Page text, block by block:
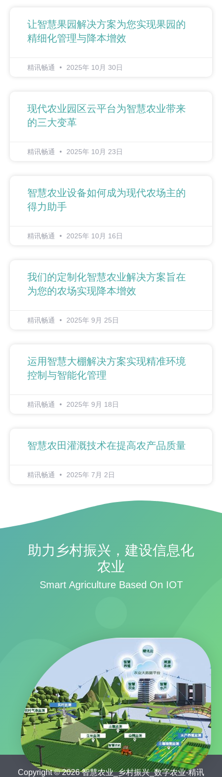
让智慧果园解决方案为您实现果园的
精细化管理与降本增效
精讯畅通 2025年 10月 30日
现代农业园区云平台为智慧农业带来
的三大变革
精讯畅通 2025年 10月 23日
智慧农业设备如何成为现代农场主的
得力助手
精讯畅通 2025年 10月 16日
我们的定制化智慧农业解决方案旨在
为您的农场实现降本增效
精讯畅通 2025年 9月 25日
运用智慧大棚解决方案实现精准环境
控制与智能化管理
精讯畅通 2025年 9月 18日
智慧农田灌溉技术在提高农产品质量
精讯畅通 2025年 7月 2日
助力乡村振兴，建设信息化
农业
Smart Agriculture Based On IOT
Copyright © 2026 智慧农业_乡村振兴_数字农业-精讯